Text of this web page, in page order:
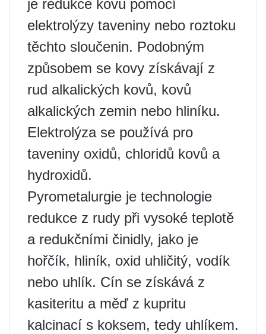
je redukce kovu pomocí
elektrolýzy taveniny nebo roztoku
těchto sloučenin. Podobným
způsobem se kovy získávají z
rud alkalických kovů, kovů
alkalických zemin nebo hliníku.
Elektrolýza se používá pro
taveniny oxidů, chloridů kovů a
hydroxidů.
Pyrometalurgie je technologie
redukce z rudy při vysoké teplotě
a redukčními činidly, jako je
hořčík, hliník, oxid uhličitý, vodík
nebo uhlík. Cín se získává z
kasiteritu a měď z kupritu
kalcinací s koksem, tedy uhlíkem.